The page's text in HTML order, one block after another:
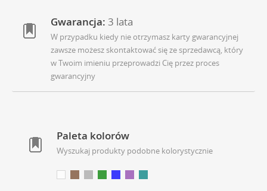
Gwarancja: 3 lata
W przypadku kiedy nie otrzymasz karty gwarancyjnej
zawsze możesz skontaktować się ze sprzedawcą, który
w Twoim imieniu przeprowadzi Cię przez proces
gwarancyjny
Paleta kolorów
Wyszukaj produkty podobne kolorystycznie